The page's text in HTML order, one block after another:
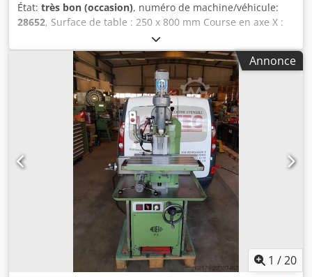
État: très bon (occasion), numéro de machine/véhicule:
28652, Surface de table : 250 x 800 mm Course en axe X :
400 mm Course en axe Y : 175 mm Course en axe Z : 450
mm Type de montage de la broche : ISO 30 Vitesses de
broche : 50-2000/50-3400 tr/min Tension de
fonctionnement : 380 V Puissance totale requise : environ
2,5 kVA Encombrement : 1200 x 1000 x 1600 mm Poids :
environ 1100 kg Csdpfoh D Rzuex Aahorf
Annonce
1 /20